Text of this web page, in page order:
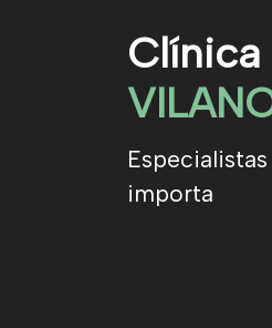
importa